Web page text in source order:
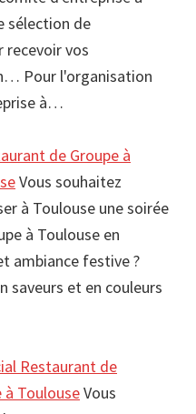
sélection de
recevoir vos
Pour l'organisation
à…
de Groupe à
Vous souhaitez
à Toulouse une soirée
à Toulouse en
ambiance festive ?
saveurs et en couleurs
Restaurant de
à ToulouseVous